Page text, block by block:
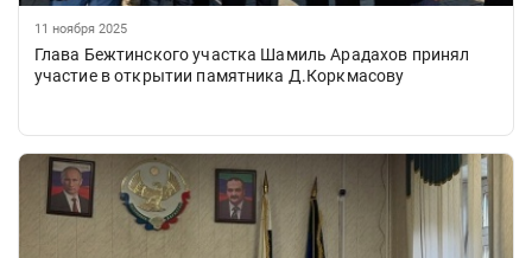
11 ноября 2025
Глава Бежтинского участка Шамиль Арадахов принял
участие в открытии памятника Д.Коркмасову